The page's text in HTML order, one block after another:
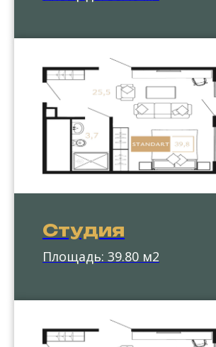
Студия
Площадь: 39.80 м2